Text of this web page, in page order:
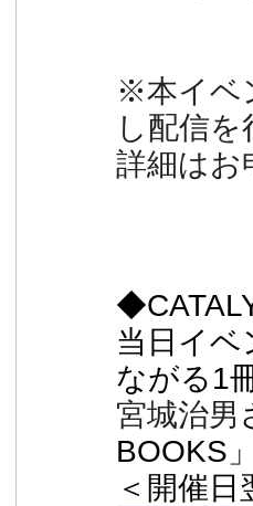
※本イベ
し配信を
詳細はお
当日イ
ながる1
宮城治男
BOOKS
＜開催日